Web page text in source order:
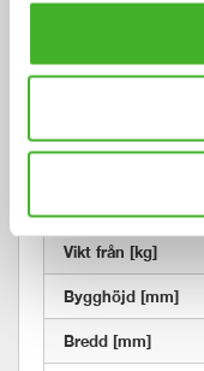
Snabbfäste
Max
Vikt från [kg]
Bygghöjd [mm]
Bredd [mm]